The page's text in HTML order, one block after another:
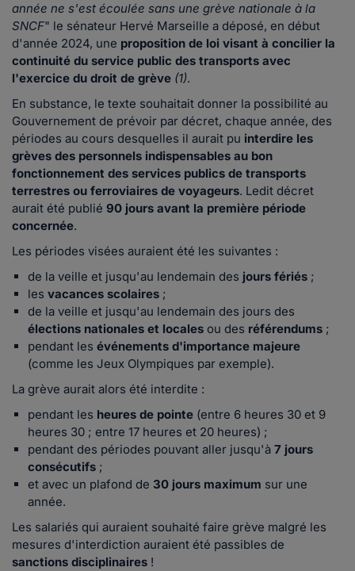
année ne s'est écoulée sans une grève nationale à la
SNCF" le sénateur Hervé Marseille a déposé, en début
d'année 2024, une proposition de loi visant à concilier la
continuité du service public des transports avec
l'exercice du droit de grève (1).
En substance, le texte souhaitait donner la possibilité au
Gouvernement de prévoir par décret, chaque année, des
périodes au cours desquelles il aurait pu interdire les
grèves des personnels indispensables au bon
fonctionnement des services publics de transports
terrestres ou ferroviaires de voyageurs. Ledit décret
aurait été publié 90 jours avant la première période
concernée.
Les périodes visées auraient été les suivantes :
de la veille et jusqu'au lendemain des jours fériés ;
les vacances scolaires ;
de la veille et jusqu'au lendemain des jours des
élections nationales et locales ou des référendums ;
pendant les événements d'importance majeure
(comme les Jeux Olympiques par exemple).
La grève aurait alors été interdite :
pendant les heures de pointe (entre 6 heures 30 et 9
heures 30 ; entre 17 heures et 20 heures) ;
pendant des périodes pouvant aller jusqu'à 7 jours
consécutifs ;
et avec un plafond de 30 jours maximum sur une
année.
Les salariés qui auraient souhaité faire grève malgré les
mesures d'interdiction auraient été passibles de
sanctions disciplinaires !